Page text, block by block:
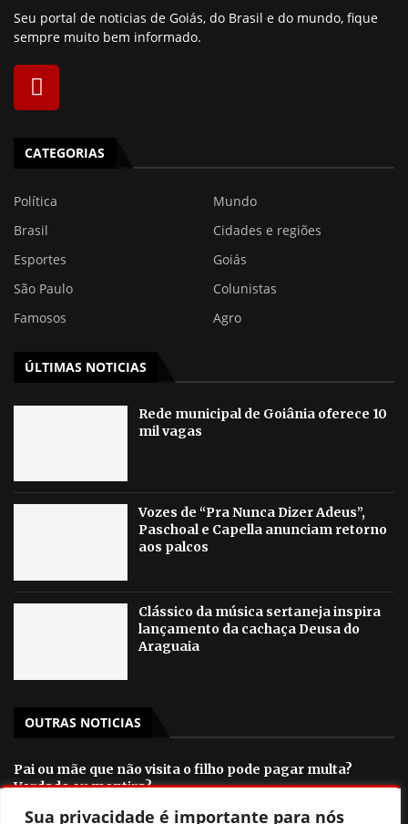
Sua privacidade é importante para nós
Seu portal de noticias de Goiás, do Brasil e do mundo, fique
sempre muito bem informado.
CATEGORIAS
Política
Mundo
Brasil
Cidades e regiões
Esportes
Goiás
São Paulo
Colunistas
Famosos
Agro
ÚLTIMAS NOTICIAS
Rede municipal de Goiânia oferece 10
mil vagas
Vozes de “Pra Nunca Dizer Adeus”,
Paschoal e Capella anunciam retorno
aos palcos
Clássico da música sertaneja inspira
lançamento da cachaça Deusa do
Araguaia
OUTRAS NOTICIAS
Pai ou mãe que não visita o filho pode pagar multa?
Verdade ou mentira?